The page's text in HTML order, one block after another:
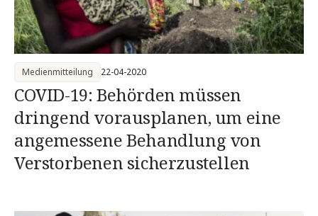
COVID-19: Behörden müssen
dringend vorausplanen, um eine
angemessene Behandlung von
Verstorbenen sicherzustellen
Medienmitteilung 22-04-2020